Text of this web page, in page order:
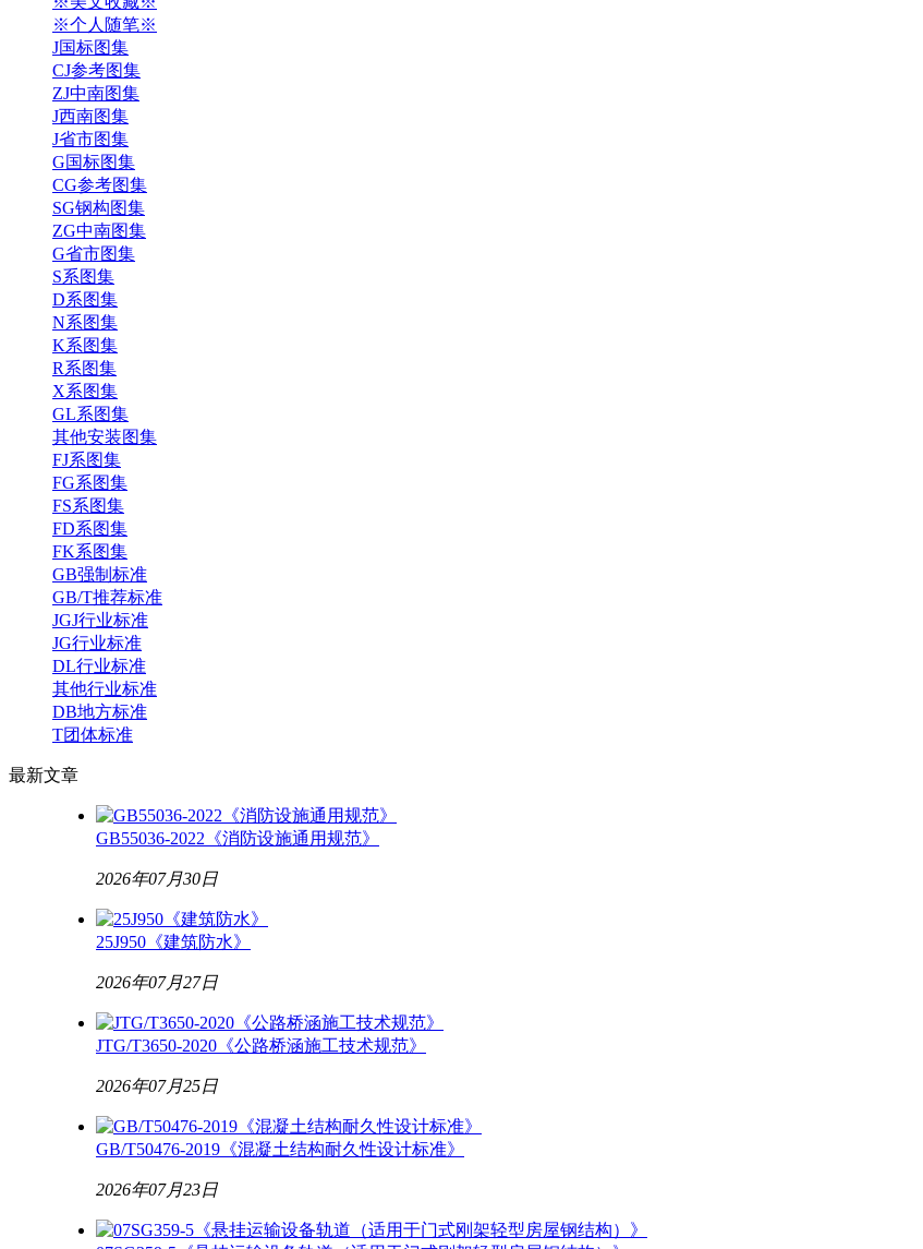
※个人随笔※
J国标图集
CJ参考图集
ZJ中南图集
J西南图集
J省市图集
G国标图集
CG参考图集
SG钢构图集
ZG中南图集
G省市图集
S系图集
D系图集
N系图集
K系图集
R系图集
X系图集
GL系图集
其他安装图集
FJ系图集
FG系图集
FS系图集
FD系图集
FK系图集
GB强制标准
GB/T推荐标准
JGJ行业标准
JG行业标准
DL行业标准
其他行业标准
DB地方标准
T团体标准
最新文章
GB55036-2022《消防设施通用规范》
2026年07月30日
25J950《建筑防水》
2026年07月27日
JTG/T3650-2020《公路桥涵施工技术规范》
2026年07月25日
GB/T50476-2019《混凝土结构耐久性设计标准》
2026年07月23日